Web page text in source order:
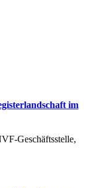
im
Geschäftsstelle,